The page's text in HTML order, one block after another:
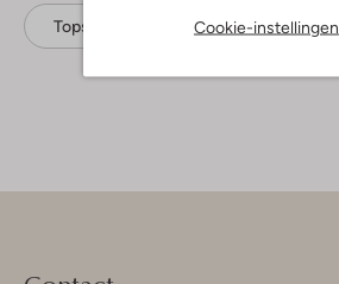
Cookie-instellingen
Tops Y.a.s. Polyester